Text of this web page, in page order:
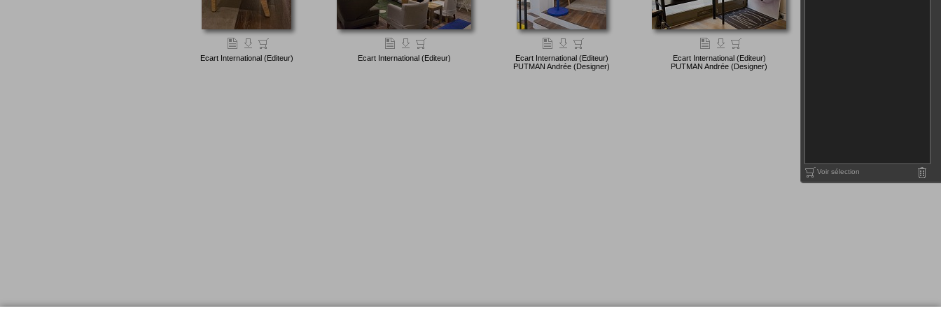
Ecart International (Editeur) Ecart International (Editeur)
Ecart International (Editeur)
PUTMAN Andrée (Designer)
Ecart International (Editeur)
PUTMAN Andrée (Designer)
Voir sélection